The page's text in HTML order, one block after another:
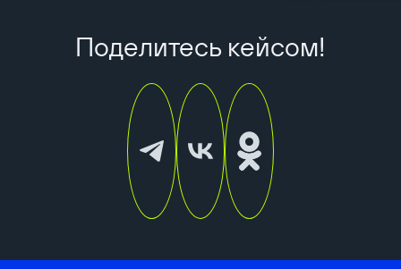
Поделитесь кейсом!